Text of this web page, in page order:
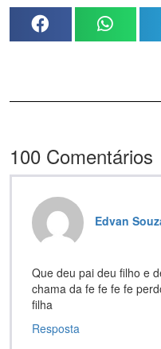
100 Comentários
Edvan
Que deu pai deu filho e
chama da fe fe fe fe
filha
Resposta